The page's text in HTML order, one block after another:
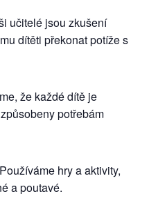
učitelé jsou zkušení
dítěti překonat potíže s
že každé dítě je
potřebám
hry a aktivity,
a poutavé.